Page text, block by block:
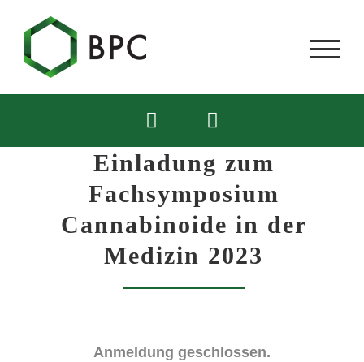
content
Einladung zum
Fachsymposium
Cannabinoide in der
Medizin 2023
Anmeldung geschlossen.